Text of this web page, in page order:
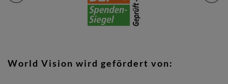
World Vision wird gefördert von: